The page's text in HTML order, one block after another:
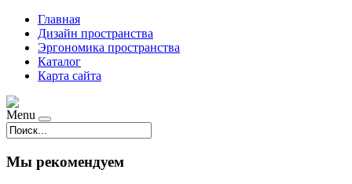
Главная
Дизайн пространства
Эргономика пространства
Каталог
Карта сайта
Menu
Мы рекомендуем